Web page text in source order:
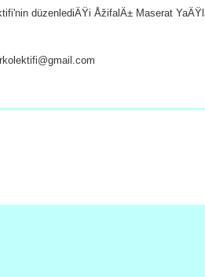
düzenlediÄŸi ÅžifalÄ± Maserat